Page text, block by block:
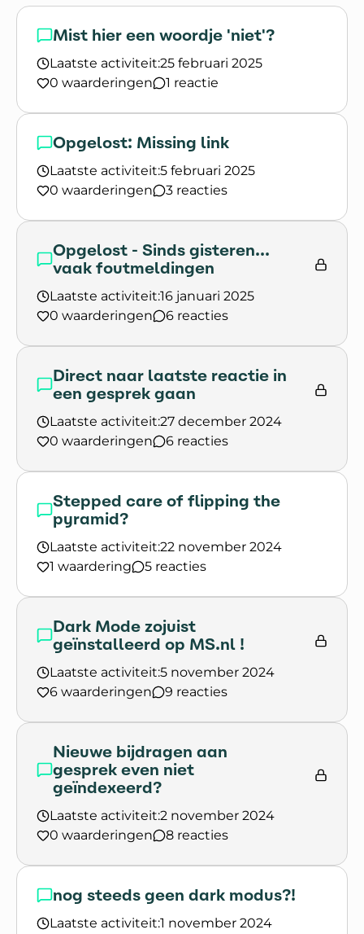
Mist hier een woordje 'niet'?
Laatste activiteit:25 februari 2025
0 waarderingen
1 reactie
Lees het gesprek `Mist hier een woordje 'niet'?`
Opgelost: Missing link
Laatste activiteit:5 februari 2025
0 waarderingen
3 reacties
Opgelost - Sinds gisteren...
vaak foutmeldingen
Laatste activiteit:16 januari 2025
0 waarderingen
6 reacties
Lees het gesprek `Opgelost - Sinds gisteren...
Direct naar laatste reactie in
een gesprek gaan
Laatste activiteit:27 december 2024
0 waarderingen
6 reacties
Lees het gesprek `Direct naar laatste reactie in
Stepped care of flipping the
pyramid?
Laatste activiteit:22 november 2024
1 waardering
5 reacties
Lees het gesprek `Stepped care of flipping the
Dark Mode zojuist
geïnstalleerd op MS.nl !
Laatste activiteit:5 november 2024
6 waarderingen
9 reacties
Lees het gesprek `Dark Mode zojuist
Nieuwe bijdragen aan
gesprek even niet
geïndexeerd?
Laatste activiteit:2 november 2024
0 waarderingen
8 reacties
Lees het gesprek `Nieuwe bijdragen aan
nog steeds geen dark modus?!
Laatste activiteit:1 november 2024